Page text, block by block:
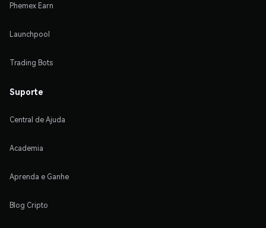
Phemex Earn
Launchpool
Trading Bots
Suporte
Central de Ajuda
Academia
Aprenda e Ganhe
Blog Cripto